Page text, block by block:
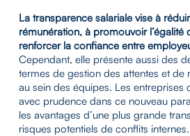
La transparence salariale vise à
rémunération, à promouvoir l’égalité
renforcer la confiance entre
Cependant, elle présente aussi des
termes de gestion des attentes et de
au sein des équipes. Les entreprises
avec prudence dans ce nouveau
les avantages d’une plus grande
risques potentiels de conflits internes.